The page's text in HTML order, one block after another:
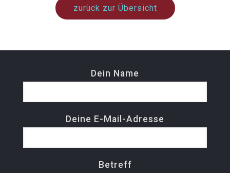
zurück zur Übersicht
Dein Name
Deine E-Mail-Adresse
Betreff